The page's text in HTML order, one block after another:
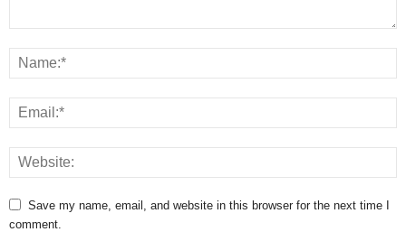
Save my name, email, and website in this browser for the next time I
comment.